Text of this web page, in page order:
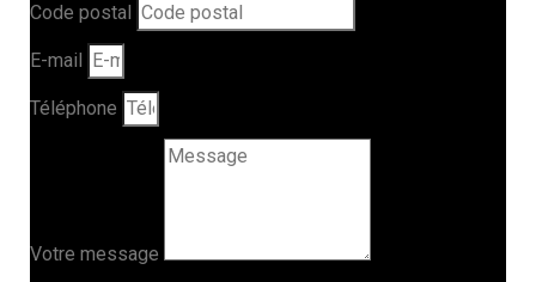
Code postal
E-mail
Téléphone
Votre message